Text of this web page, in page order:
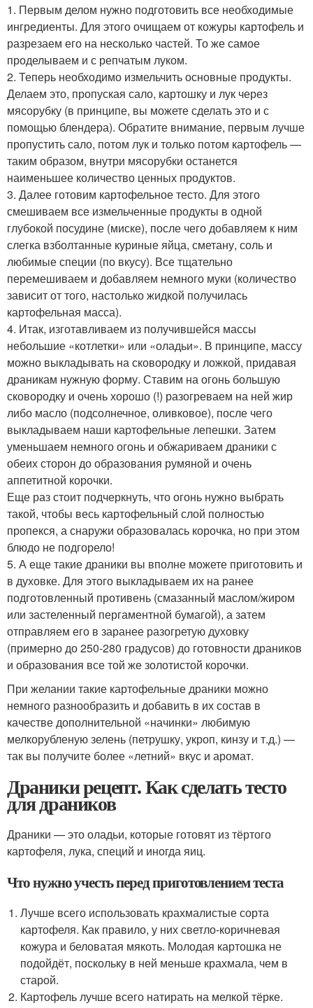
1. Первым делом нужно подготовить все необходимые
ингредиенты. Для этого очищаем от кожуры картофель и
разрезаем его на несколько частей. То же самое
проделываем и с репчатым луком.
2. Теперь необходимо измельчить основные продукты.
Делаем это, пропуская сало, картошку и лук через
мясорубку (в принципе, вы можете сделать это и с
помощью блендера). Обратите внимание, первым лучше
пропустить сало, потом лук и только потом картофель —
таким образом, внутри мясорубки останется
наименьшее количество ценных продуктов.
3. Далее готовим картофельное тесто. Для этого
смешиваем все измельченные продукты в одной
глубокой посудине (миске), после чего добавляем к ним
слегка взболтанные куриные яйца, сметану, соль и
любимые специи (по вкусу). Все тщательно
перемешиваем и добавляем немного муки (количество
зависит от того, настолько жидкой получилась
картофельная масса).
4. Итак, изготавливаем из получившейся массы
небольшие «котлетки» или «оладьи». В принципе, массу
можно выкладывать на сковородку и ложкой, придавая
драникам нужную форму. Ставим на огонь большую
сковородку и очень хорошо (!) разогреваем на ней жир
либо масло (подсолнечное, оливковое), после чего
выкладываем наши картофельные лепешки. Затем
уменьшаем немного огонь и обжариваем драники с
обеих сторон до образования румяной и очень
аппетитной корочки.
Еще раз стоит подчеркнуть, что огонь нужно выбрать
такой, чтобы весь картофельный слой полностью
пропекся, а снаружи образовалась корочка, но при этом
блюдо не подгорело!
5. А еще такие драники вы вполне можете приготовить и
в духовке. Для этого выкладываем их на ранее
подготовленный противень (смазанный маслом/жиром
или застеленный пергаментной бумагой), а затем
отправляем его в заранее разогретую духовку
(примерно до 250-280 градусов) до готовности драников
и образования все той же золотистой корочки.
При желании такие картофельные драники можно
немного разнообразить и добавить в их состав в
качестве дополнительной «начинки» любимую
мелкорубленую зелень (петрушку, укроп, кинзу и т.д.) —
так вы получите более «летний» вкус и аромат.
Драники рецепт. Как сделать тесто
для драников
Драники — это оладьи, которые готовят из тёртого
картофеля, лука, специй и иногда яиц.
Что нужно учесть перед приготовлением теста
Лучше всего использовать крахмалистые сорта
картофеля. Как правило, у них светло-коричневая
кожура и беловатая мякоть. Молодая картошка не
подойдёт, поскольку в ней меньше крахмала, чем в
старой.
Картофель лучше всего натирать на мелкой тёрке.